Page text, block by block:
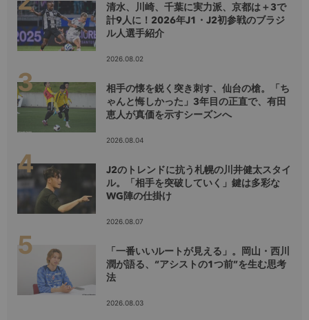
清水、川崎、千葉に実力派、京都は＋3で
計9人に！2026年J1・J2初参戦のブラジ
ル人選手紹介
2026.08.02
相手の懐を鋭く突き刺す、仙台の槍。「ち
ゃんと悔しかった」3年目の正直で、有田
恵人が真価を示すシーズンへ
2026.08.04
J2のトレンドに抗う札幌の川井健太スタイ
ル。「相手を突破していく」鍵は多彩な
WG陣の仕掛け
2026.08.07
「一番いいルートが見える」。岡山・西川
潤が語る、“アシストの1つ前”を生む思考
法
2026.08.03